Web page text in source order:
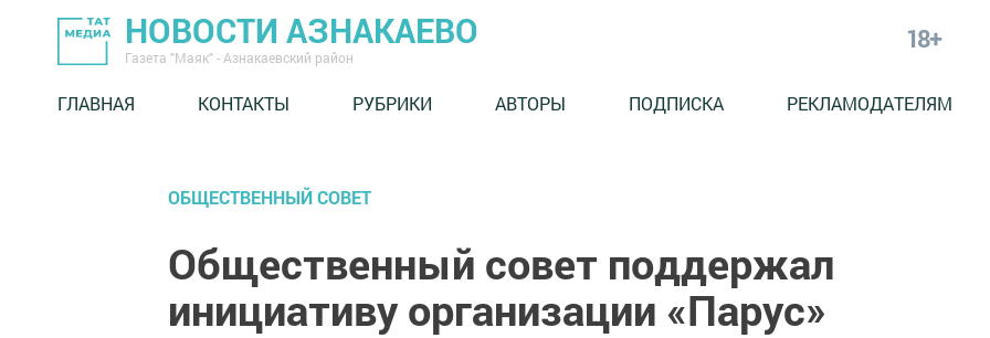
НОВОСТИ АЗНАКАЕВО
Газета "Маяк" - Азнакаевский район
18+
ГЛАВНАЯ КОНТАКТЫ РУБРИКИ АВТОРЫ ПОДПИСКА РЕКЛАМОДАТЕЛЯМ
ОБЩЕСТВЕННЫЙ СОВЕТ
Общественный совет поддержал
инициативу организации «Парус»